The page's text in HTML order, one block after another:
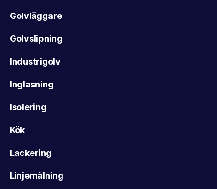
Golvläggare
Golvslipning
Industrigolv
Inglasning
Isolering
Kök
Lackering
Linjemålning